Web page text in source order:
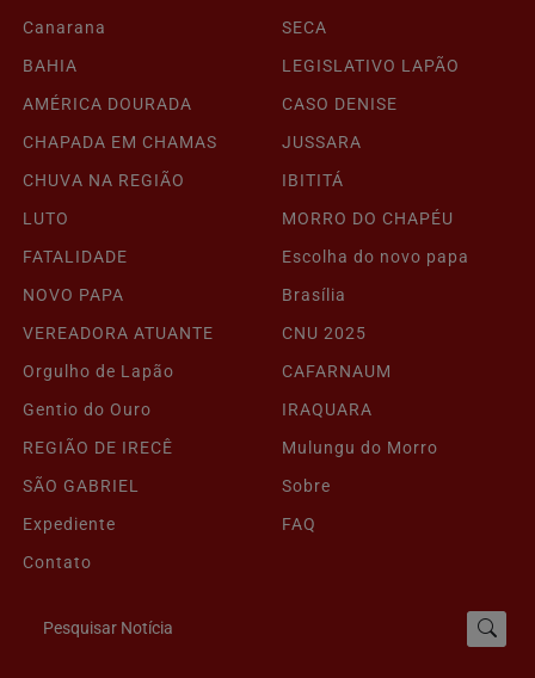
Canarana
SECA
BAHIA
LEGISLATIVO LAPÃO
AMÉRICA DOURADA
CASO DENISE
CHAPADA EM CHAMAS
JUSSARA
CHUVA NA REGIÃO
IBITITÁ
LUTO
MORRO DO CHAPÉU
FATALIDADE
Escolha do novo papa
NOVO PAPA
Brasília
VEREADORA ATUANTE
CNU 2025
Orgulho de Lapão
CAFARNAUM
Gentio do Ouro
IRAQUARA
REGIÃO DE IRECÊ
Mulungu do Morro
SÃO GABRIEL
Sobre
Expediente
FAQ
Contato
Pesquisar Notícia